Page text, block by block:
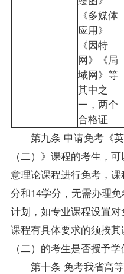
《多媒体
应用》
《因特
网》《局
域网》等
其中之
一，两个
合格证
第九条 申请免考《
（二）》课程的考生，
意理论课程进行免考，
分和14学分，无需办理
计划，如专业课程设置对
课程有具体要求的须按
（二）的考生是否授予
第十条 免考我省高